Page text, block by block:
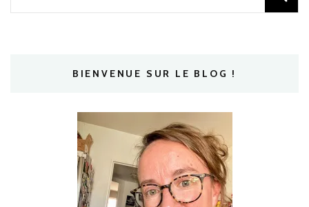
BIENVENUE SUR LE BLOG !